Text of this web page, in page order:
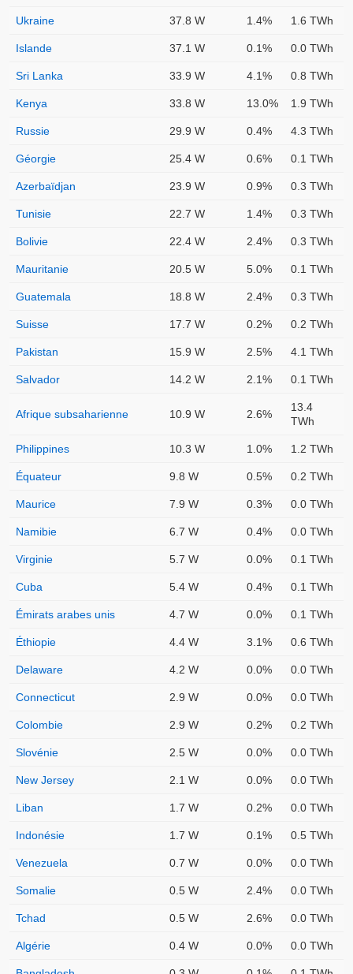
Ukraine 37.8 W 1.4% 1.6 TWh
Islande 37.1 W 0.1% 0.0 TWh
Sri Lanka 33.9 W 4.1% 0.8 TWh
Kenya 33.8 W 13.0% 1.9 TWh
Russie 29.9 W 0.4% 4.3 TWh
Géorgie 25.4 W 0.6% 0.1 TWh
Azerbaïdjan 23.9 W 0.9% 0.3 TWh
Tunisie 22.7 W 1.4% 0.3 TWh
Bolivie 22.4 W 2.4% 0.3 TWh
Mauritanie 20.5 W 5.0% 0.1 TWh
Guatemala 18.8 W 2.4% 0.3 TWh
Suisse 17.7 W 0.2% 0.2 TWh
Pakistan 15.9 W 2.5% 4.1 TWh
Salvador 14.2 W 2.1% 0.1 TWh
Afrique subsaharienne 10.9 W 2.6%
13.4
TWh
Philippines 10.3 W 1.0% 1.2 TWh
Équateur 9.8 W 0.5% 0.2 TWh
Maurice 7.9 W 0.3% 0.0 TWh
Namibie 6.7 W 0.4% 0.0 TWh
Virginie 5.7 W 0.0% 0.1 TWh
Cuba 5.4 W 0.4% 0.1 TWh
Émirats arabes unis 4.7 W 0.0% 0.1 TWh
Éthiopie 4.4 W 3.1% 0.6 TWh
Delaware 4.2 W 0.0% 0.0 TWh
Connecticut 2.9 W 0.0% 0.0 TWh
Colombie 2.9 W 0.2% 0.2 TWh
Slovénie 2.5 W 0.0% 0.0 TWh
New Jersey 2.1 W 0.0% 0.0 TWh
Liban 1.7 W 0.2% 0.0 TWh
Indonésie 1.7 W 0.1% 0.5 TWh
Venezuela 0.7 W 0.0% 0.0 TWh
Somalie 0.5 W 2.4% 0.0 TWh
Tchad 0.5 W 2.6% 0.0 TWh
Algérie 0.4 W 0.0% 0.0 TWh